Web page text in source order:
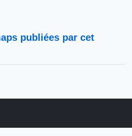
publiées par cet